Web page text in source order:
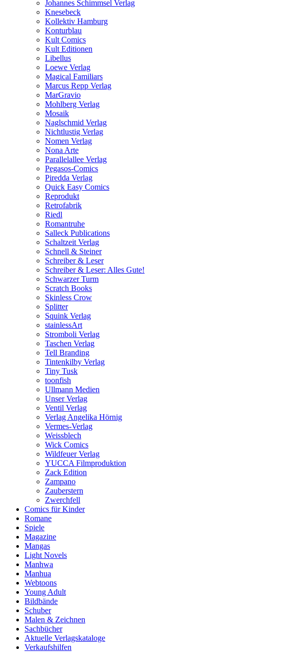
Johannes Schimmsel Verlag
Knesebeck
Kollektiv Hamburg
Konturblau
Kult Comics
Kult Editionen
Libellus
Loewe Verlag
Magical Familiars
Marcus Repp Verlag
MarGravio
Mohlberg Verlag
Mosaik
Naglschmid Verlag
Nichtlustig Verlag
Nomen Verlag
Nona Arte
Parallelallee Verlag
Pegasos-Comics
Piredda Verlag
Quick Easy Comics
Reprodukt
Retrofabrik
Riedl
Romantruhe
Salleck Publications
Schaltzeit Verlag
Schnell & Steiner
Schreiber & Leser
Schreiber & Leser: Alles Gute!
Schwarzer Turm
Scratch Books
Skinless Crow
Splitter
Squink Verlag
stainlessArt
Stromboli Verlag
Taschen Verlag
Tell Branding
Tintenkilby Verlag
Tiny Tusk
toonfish
Ullmann Medien
Unser Verlag
Ventil Verlag
Verlag Angelika Hörnig
Vermes-Verlag
Weissblech
Wick Comics
Wildfeuer Verlag
YUCCA Filmproduktion
Zack Edition
Zampano
Zauberstern
Zwerchfell
Comics für Kinder
Romane
Spiele
Magazine
Mangas
Light Novels
Manhwa
Manhua
Webtoons
Young Adult
Bildbände
Schuber
Malen & Zeichnen
Sachbücher
Aktuelle Verlagskataloge
Verkaufshilfen